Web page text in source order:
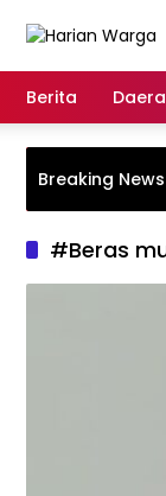
Berita
Breaking News
#Beras